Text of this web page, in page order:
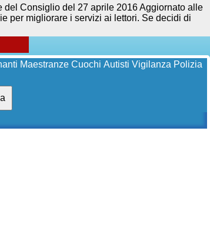
Maestranze Cuochi Autisti Vigilanza Polizia
Consiglio del 27 aprile 2016 Aggiornato alle
per migliorare i servizi ai lettori. Se decidi di